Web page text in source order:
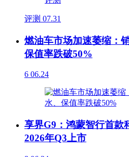
评测 07.31
燃油车市场加速萎缩：
保值率跌破50%
6 06.24
享界G9：鸿蒙智行首款
2026年Q3上市